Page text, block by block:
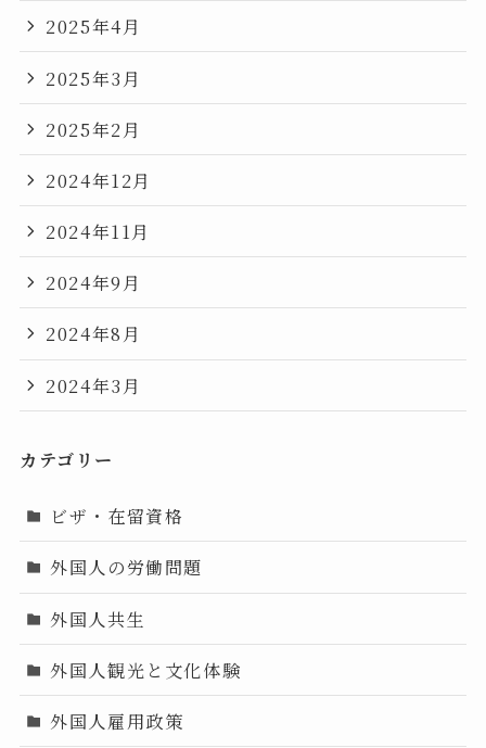
2025年4月
2025年3月
2025年2月
2024年12月
2024年11月
2024年9月
2024年8月
2024年3月
カテゴリー
ビザ・在留資格
外国人の労働問題
外国人共生
外国人観光と文化体験
外国人雇用政策